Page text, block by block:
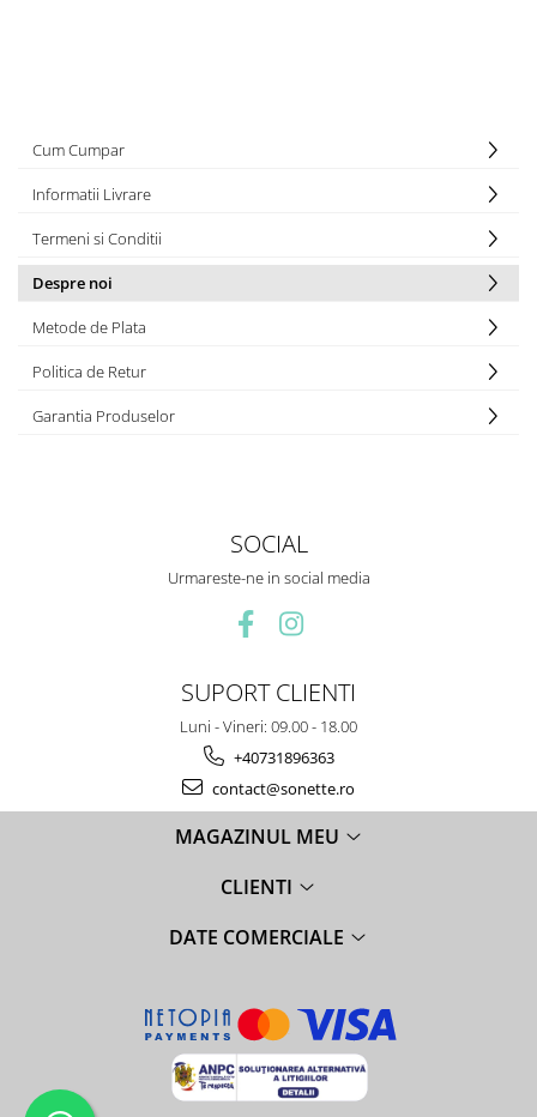
Cum Cumpar
Informatii Livrare
Termeni si Conditii
Despre noi
Metode de Plata
Politica de Retur
Garantia Produselor
SOCIAL
Urmareste-ne in social media
SUPORT CLIENTI
Luni - Vineri: 09.00 - 18.00
+40731896363
contact@sonette.ro
MAGAZINUL MEU
CLIENTI
DATE COMERCIALE